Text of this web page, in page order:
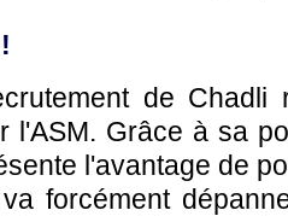
de Chadli
l'ASM. Grâce à sa
l'avantage de
forcément